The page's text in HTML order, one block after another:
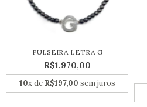
PULSEIRA LETRA G
R$1.970,00
10x de R$197,00 sem juros